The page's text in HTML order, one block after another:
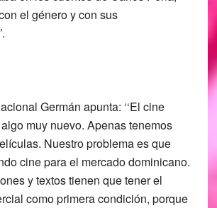
el género y con sus
Germán apunta: ‘‘El cine
muy nuevo. Apenas tenemos
Nuestro problema es que
cine para el mercado dominicano.
y textos tienen que tener el
como primera condición, porque